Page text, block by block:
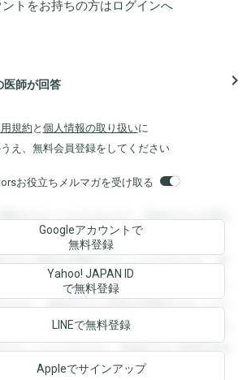
トをお持ちの方はログインへ
医師が回答 navigate_next
規約 と 個人情報の取り扱いに
え、無料会員登録をしてください
お役立ちメルマガを受け取る
覧することができます。登録すると回答
きます。登録すると回答を閲覧すること
ると回答を閲覧することができます。登
することができます。登録すると回答を
ます。登録すると回答を閲覧することが
と回答を閲覧することができます。登録
ることができます。登録すると回答を閲
す。
Googleアカウントで
無料登録
Yahoo! JAPAN ID
で無料登録
LINEで無料登録
Appleでサインアップ